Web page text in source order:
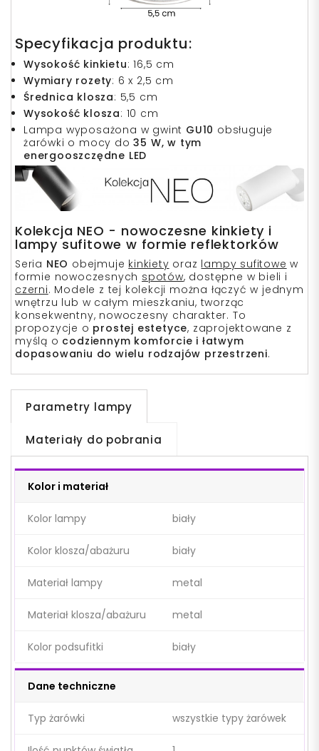
Specyfikacja produktu:
Wysokość kinkietu: 16,5 cm
Wymiary rozety: 6 x 2,5 cm
Średnica klosza: 5,5 cm
Wysokość klosza: 10 cm
Lampa wyposażona w gwint GU10 obsługuje
żarówki o mocy do35 W, w tym
energooszczędne LED
Kolekcja NEO - nowoczesne kinkiety i
lampy sufitowe w formie reflektorków
Seria NEO obejmuje kinkiety oraz lampy sufitowe w
formie nowoczesnych spotów, dostępne w bieli i
czerni. Modele z tej kolekcji można łączyć w jednym
wnętrzu lub w całym mieszkaniu, tworząc
konsekwentny, nowoczesny charakter. To
propozycje o prostej estetyce, zaprojektowane z
myślą o codziennym komforcie i łatwym
dopasowaniu do wielu rodzajów przestrzeni.
Parametry lampy
Materiały do pobrania
Kolor i materiał
Kolor lampy biały
Kolor klosza/abażuru biały
Materiał lampy metal
Materiał klosza/abażuru metal
Kolor podsufitki biały
Dane techniczne
Typ żarówki wszystkie typy żarówek